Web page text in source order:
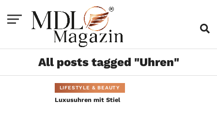
All posts tagged "Uhren"
LIFESTYLE & BEAUTY
Luxusuhren mit Stiel